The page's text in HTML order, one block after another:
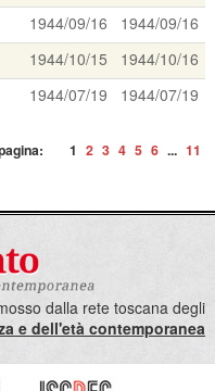
1944/09/16
1944/09/16
1944/10/15
1944/10/16
1944/07/19 1944/07/19
1 2 3 4 5 6 ... 11
dalla rete toscana degli
e dell'età contemporanea